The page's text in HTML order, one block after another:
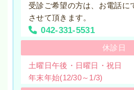
受診ご希望の方は、お電話に
させて頂きます。
042-331-5531
休診日
土曜日午後・日曜日・祝日
年末年始(12/30～1/3)